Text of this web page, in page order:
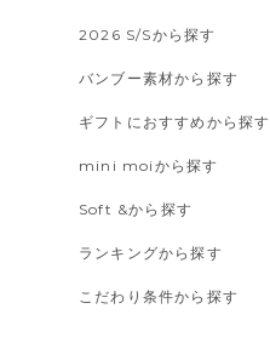
2026 S/Sから探す
バンブー素材から探す
ギフトにおすすめから探す
mini moiから探す
Soft &から探す
ランキングから探す
こだわり条件から探す